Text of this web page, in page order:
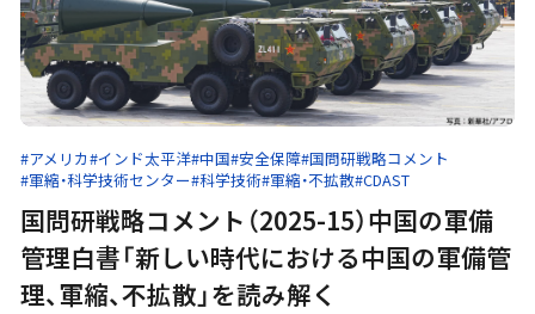
#アメリカ#インド太平洋#中国#安全保障#国問研戦略コメント
#軍縮・科学技術センター#科学技術#軍縮・不拡散#CDAST
国問研戦略コメント（2025-15）中国の軍備
管理白書「新しい時代における中国の軍備管
理、軍縮、不拡散」を読み解く